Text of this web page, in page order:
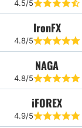
4.5/5
IronFX
4.8/5
NAGA
4.8/5
iFOREX
4.9/5